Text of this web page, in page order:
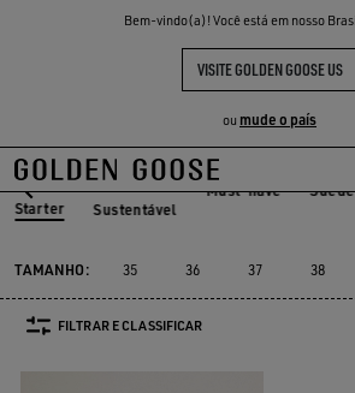
Bem-vindo(a)! Você está em nosso
VISITE GOLDEN GOOSE US
ou mude o país
EXPERIÊNCIAS THE
Tênis Starter
Starter Sustentável
Must-have
TAMANHO: 35 36 37 38
FILTRAR E CLASSIFICAR